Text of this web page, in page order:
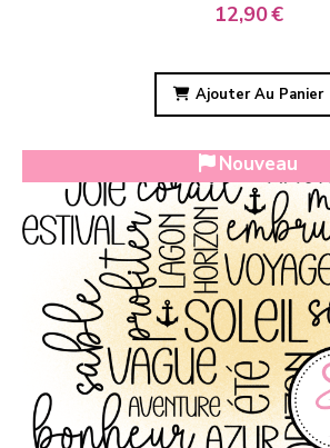
12,90€
Ajouter Au Panier
Nouveau